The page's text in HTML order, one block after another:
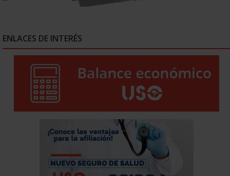
ENLACES DE INTERÉS